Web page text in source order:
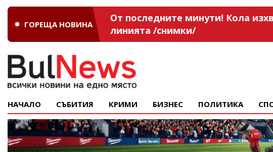
ГОРЕЩА НОВИНА
От последните минути! Кола
линията /снимки/
НАЧАЛО СЪБИТИЯ КРИМИ БИЗНЕС ПОЛИТИКА